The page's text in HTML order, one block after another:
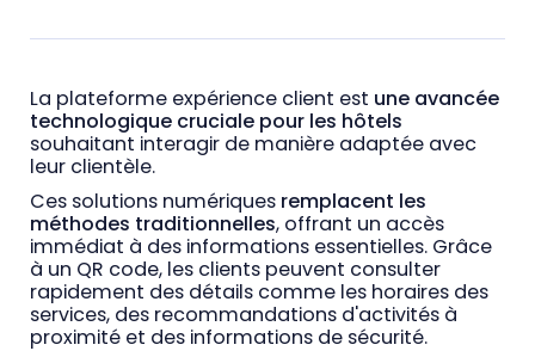
La plateforme expérience client est une avancée
technologique cruciale pour les hôtels
souhaitant interagir de manière adaptée avec
leur clientèle.
Ces solutions numériques remplacent les
méthodes traditionnelles, offrant un accès
immédiat à des informations essentielles. Grâce
à un QR code, les clients peuvent consulter
rapidement des détails comme les horaires des
services, des recommandations d'activités à
proximité et des informations de sécurité.